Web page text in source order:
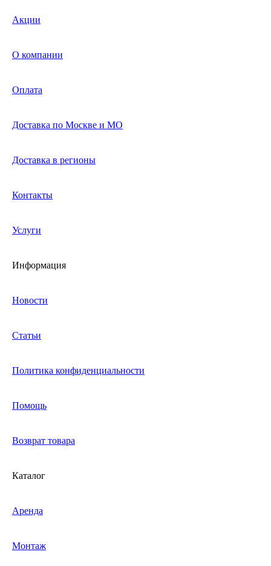
Акции
О компании
Оплата
Доставка по Москве и МО
Доставка в регионы
Контакты
Услуги
Информация
Новости
Статьи
Политика конфиденциальности
Помощь
Возврат товара
Каталог
Аренда
Монтаж